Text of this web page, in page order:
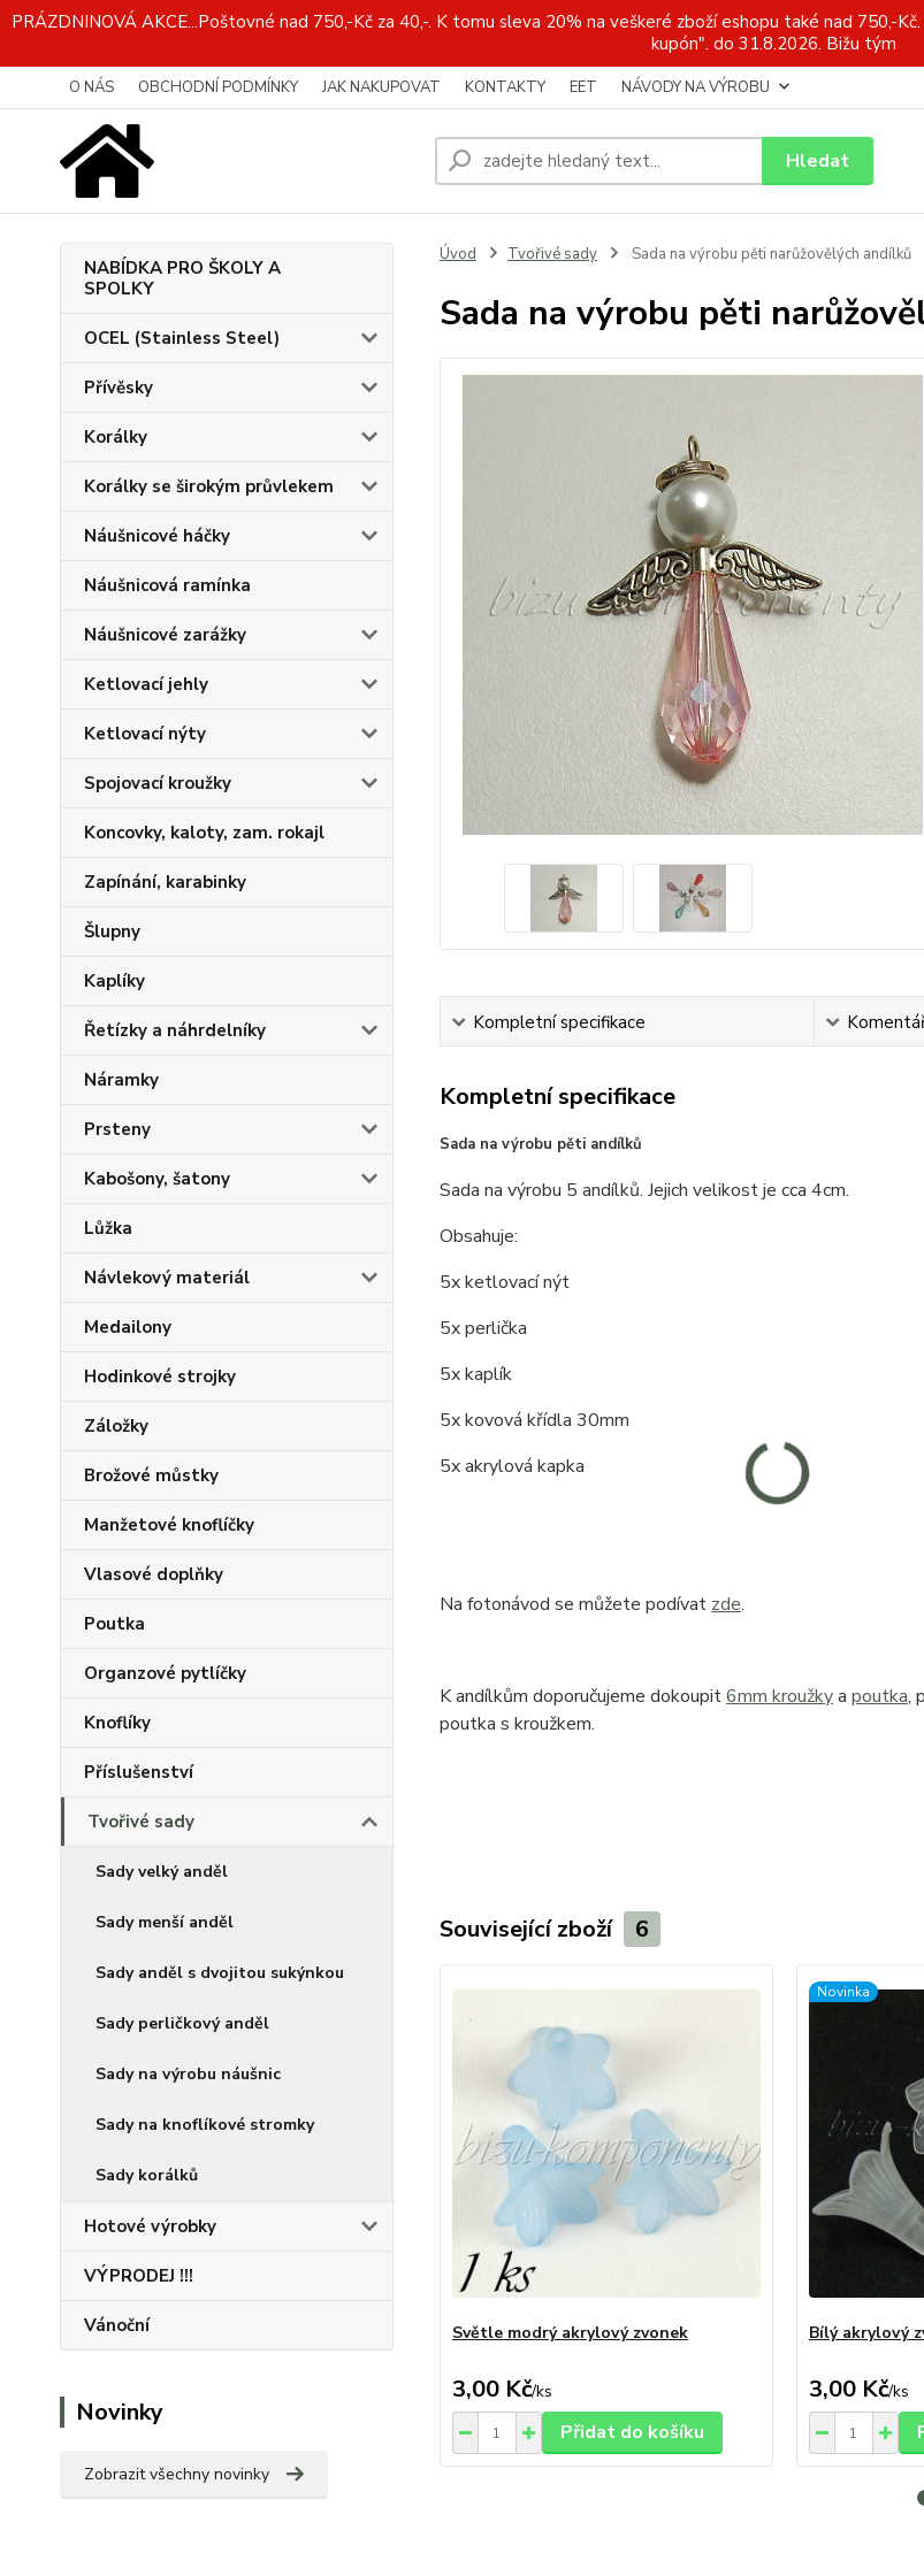
PRÁZDNINOVÁ AKCE...Poštovné nad 750,-Kč za 40,-. K tomu sleva 20% na veškeré zboží eshopu také nad 750,-
kupón". do 31.8.2026. Bižu tým
O NÁS OBCHODNÍ PODMÍNKY JAK NAKUPOVAT KONTAKTY EET NÁVODY NA VÝROBU
Hledat
NABÍDKA PRO ŠKOLY A
SPOLKY
OCEL (Stainless Steel)
Přívěsky
Korálky
Korálky se širokým průvlekem
Náušnicové háčky
Náušnicová ramínka
Náušnicové zarážky
Ketlovací jehly
Ketlovací nýty
Spojovací kroužky
Koncovky, kaloty, zam. rokajl
Zapínání, karabinky
Šlupny
Kaplíky
Řetízky a náhrdelníky
Náramky
Prsteny
Kabošony, šatony
Lůžka
Návlekový materiál
Medailony
Hodinkové strojky
Záložky
Brožové můstky
Manžetové knoflíčky
Vlasové doplňky
Poutka
Organzové pytlíčky
Knoflíky
Příslušenství
Tvořivé sady
Sady velký anděl
Sady menší anděl
Sady anděl s dvojitou sukýnkou
Sady perličkový anděl
Sady na výrobu náušnic
Sady na knoflíkové stromky
Sady korálků
Hotové výrobky
VÝPRODEJ !!!
Vánoční
Novinky
Zobrazit všechny novinky
Úvod Tvořivé sady Sada na výrobu pěti narůžovělých andílků
Sada na výrobu pěti
Kompletní specifikace
Kompletní specifikace
Sada na výrobu pěti andílků
Sada na výrobu 5 andílků. Jejich velikost je cca 4cm.
Obsahuje:
5x ketlovací nýt
5x perlička
5x kaplík
5x kovová křídla 30mm
5x akrylová kapka
Na fotonávod se můžete podívat zde.
K andílkům doporučujeme dokoupit6mm kroužkya poutka,
poutka s kroužkem.
Související zboží 6
Světle modrý akrylový zvonek
3,00 Kč/ks
Přidat do košíku
Novinka
Bílý akrylový
3,00 Kč/ks